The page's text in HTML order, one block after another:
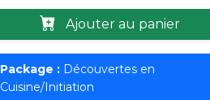
Ajouter au panier
Package : Découvertes en
Cuisine/Initiation